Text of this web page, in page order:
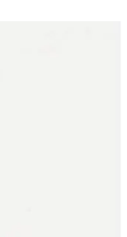
Met ketjap op smaak